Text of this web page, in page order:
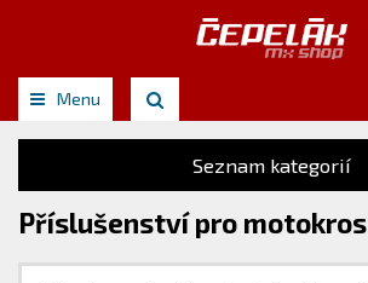
Menu
Seznam kategorií
Příslušenství pro motokros